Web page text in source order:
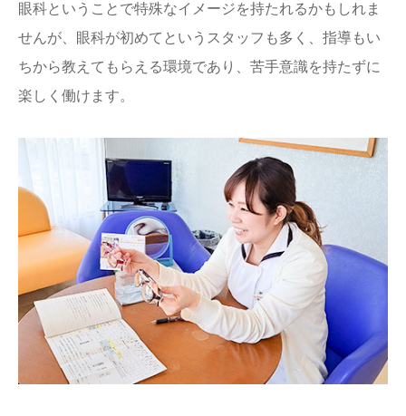
眼科ということで特殊なイメージを持たれるかもしれま
せんが、眼科が初めてというスタッフも多く、指導もい
ちから教えてもらえる環境であり、苦手意識を持たずに
楽しく働けます。